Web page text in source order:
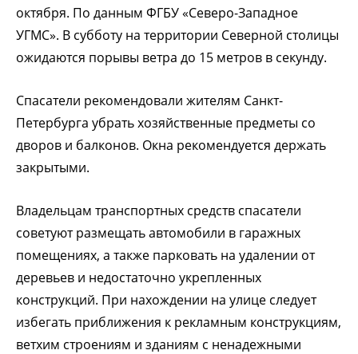
октября. По данным ФГБУ «Северо-Западное
УГМС». В субботу на территории Северной столицы
ожидаются порывы ветра до 15 метров в секунду.
Спасатели рекомендовали жителям Санкт-
Петербурга убрать хозяйственные предметы со
дворов и балконов. Окна рекомендуется держать
закрытыми.
Владельцам транспортных средств спасатели
советуют размещать автомобили в гаражных
помещениях, а также парковать на удалении от
деревьев и недостаточно укрепленных
конструкций. При нахождении на улице следует
избегать приближения к рекламным конструкциям,
ветхим строениям и зданиям с ненадежными